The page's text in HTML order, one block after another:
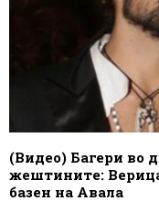
(Видео) Багери во
жештините:
базен на Авала